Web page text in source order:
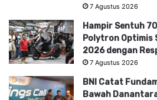
7 Agustus 2026
Hampir Sentuh
Polytron Optimis
2026 dengan
7 Agustus 2026
BNI Catat
Bawah